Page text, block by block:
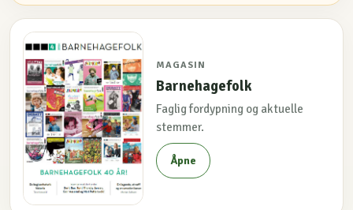
MAGASIN
Barnehagefolk
Faglig fordypning og aktuelle
stemmer.
Åpne